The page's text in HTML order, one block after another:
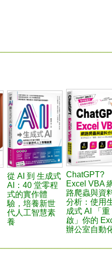
從 AI 到 生成式
AI：40 堂零程
式的實作體
驗，培養新世
代人工智慧素
養
ChatGPT?
Excel VBA
路爬蟲與資
分析：使用
成式 AI 「重
啟」你的
辦公室自動